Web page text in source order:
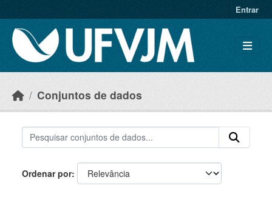
Entrar
Conjuntos de dados
Ordenar por